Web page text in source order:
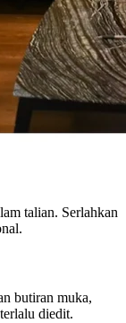
talian. Serlahkan
butiran muka,
diedit.